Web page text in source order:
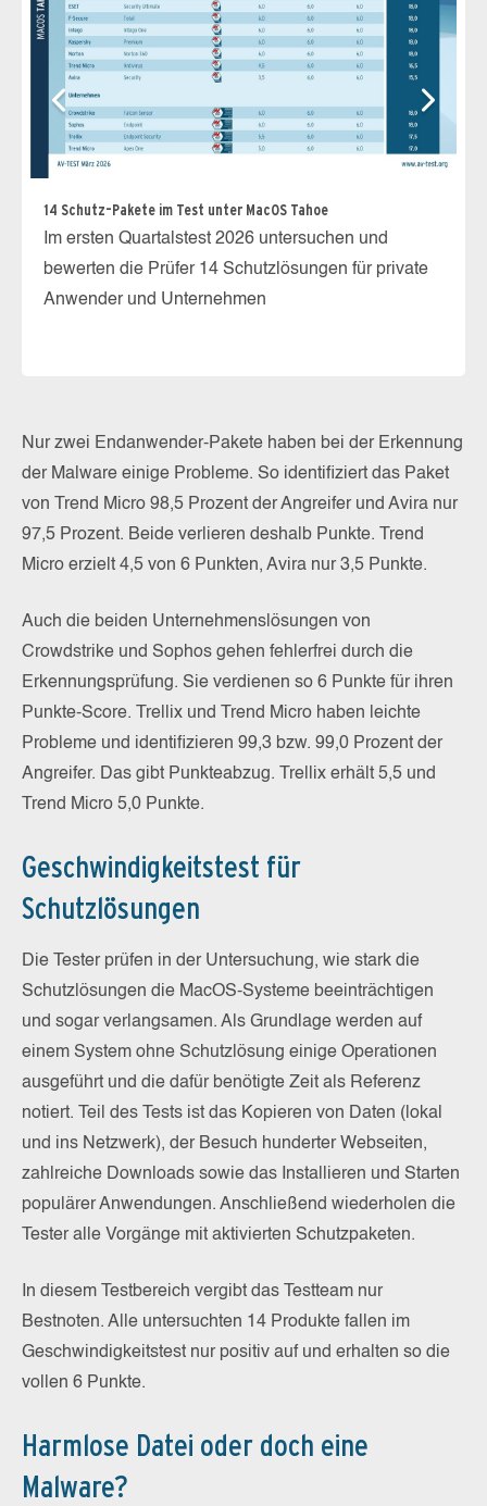
14 Schutz-Pakete im Test unter MacOS Tahoe
Im ersten Quartalstest 2026 untersuchen und
bewerten die Prüfer 14 Schutzlösungen für private
Anwender und Unternehmen
Nur zwei Endanwender-Pakete haben bei der Erkennung
der Malware einige Probleme. So identifiziert das Paket
von Trend Micro 98,5 Prozent der Angreifer und Avira nur
97,5 Prozent. Beide verlieren deshalb Punkte. Trend
Micro erzielt 4,5 von 6 Punkten, Avira nur 3,5 Punkte.
Auch die beiden Unternehmenslösungen von
Crowdstrike und Sophos gehen fehlerfrei durch die
Erkennungsprüfung. Sie verdienen so 6 Punkte für ihren
Punkte-Score. Trellix und Trend Micro haben leichte
Probleme und identifizieren 99,3 bzw. 99,0 Prozent der
Angreifer. Das gibt Punkteabzug. Trellix erhält 5,5 und
Trend Micro 5,0 Punkte.
Geschwindigkeitstest für
Schutzlösungen
Die Tester prüfen in der Untersuchung, wie stark die
Schutzlösungen die MacOS-Systeme beeinträchtigen
und sogar verlangsamen. Als Grundlage werden auf
einem System ohne Schutzlösung einige Operationen
ausgeführt und die dafür benötigte Zeit als Referenz
notiert. Teil des Tests ist das Kopieren von Daten (lokal
und ins Netzwerk), der Besuch hunderter Webseiten,
zahlreiche Downloads sowie das Installieren und Starten
populärer Anwendungen. Anschließend wiederholen die
Tester alle Vorgänge mit aktivierten Schutzpaketen.
In diesem Testbereich vergibt das Testteam nur
Bestnoten. Alle untersuchten 14 Produkte fallen im
Geschwindigkeitstest nur positiv auf und erhalten so die
vollen 6 Punkte.
Harmlose Datei oder doch eine
Malware?